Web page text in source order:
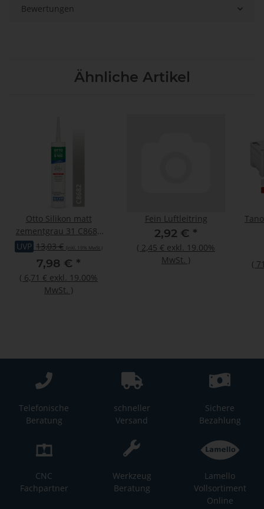
Bewertungen
Ähnliche Artikel
Otto Silikon matt
zementgrau 31 C8682
matt "OTTOSEAL® S100"
Premium 300 ml
Kartusche
UVP 13,03 € (inkl. 19% MwSt.)
7,98 € *
( 6,71 € exkl. 19.00%
MwSt. )
Fein Luftleitring
2,92 € *
( 2,45 € exkl. 19.00%
MwSt. ) (
Telefonische
Beratung
schneller
Versand
Sichere
Bezahlung
CNC
Fachpartner
Werkzeug
Beratung
Lamello
Vollsortiment
Online